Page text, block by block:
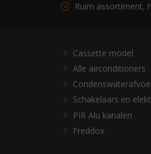
Ruim assortiment,
Cassette model
Alle airconditioners
Schakelaars en
PIR Alu kanalen
Freddox